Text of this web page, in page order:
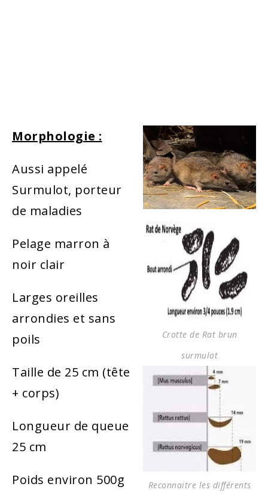
Morphologie :
Aussi appelé
Surmulot, porteur
de maladies
Pelage marron à
noir clair
Larges oreilles
arrondies et sans
poils
Taille de 25 cm (tête
+ corps)
Longueur de queue
25 cm
Poids environ 500g
Crotte de Rat brun
surmulot
Reconnaitre les différents